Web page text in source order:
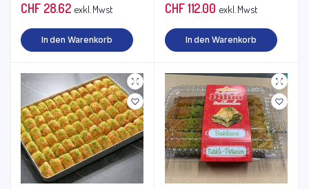
CHF28.62 exkl. Mwst
In den Warenkorb
CHF112.00 exkl. Mwst
In den Warenkorb